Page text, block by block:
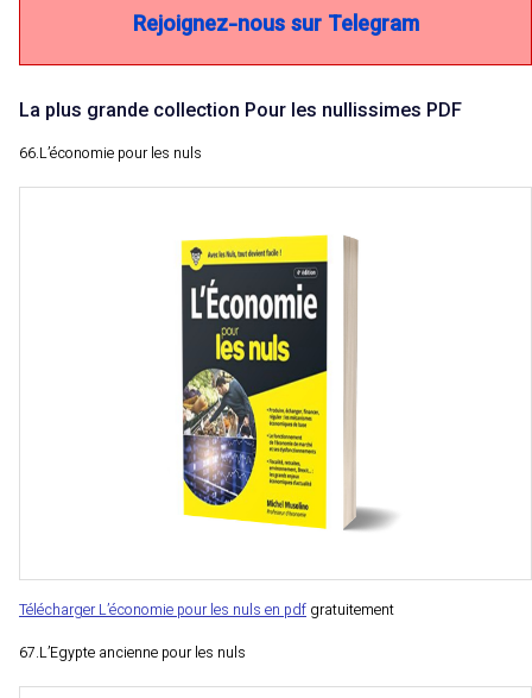
Rejoignez-nous sur Telegram
La plus grande collection Pour les nullissimes PDF
66.L’économie pour les nuls
Télécharger L’économie pour les nuls en pdf gratuitement
67.L’Egypte ancienne pour les nuls